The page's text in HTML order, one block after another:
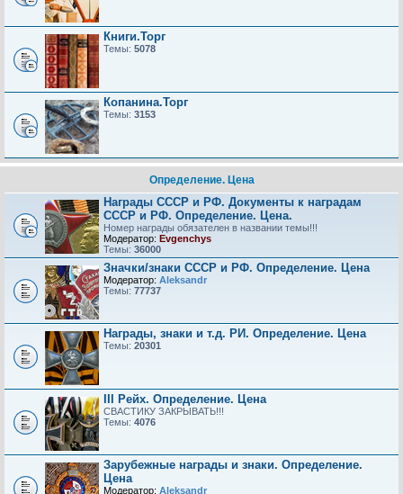
Книги.Торг
Темы: 5078
Копанина.Торг
Темы: 3153
Определение. Цена
Награды СССР и РФ. Документы к наградам
СССР и РФ. Определение. Цена.
Номер награды обязателен в названии темы!!!
Модератор: Evgenchys
Темы: 36000
Значки/знаки СССР и РФ. Определение. Цена
Модератор: Aleksandr
Темы: 77737
Награды, знаки и т.д. РИ. Определение. Цена
Темы: 20301
III Рейх. Определение. Цена
СВАСТИКУ ЗАКРЫВАТЬ!!!
Темы: 4076
Зарубежные награды и знаки. Определение.
Цена
Модератор: Aleksandr